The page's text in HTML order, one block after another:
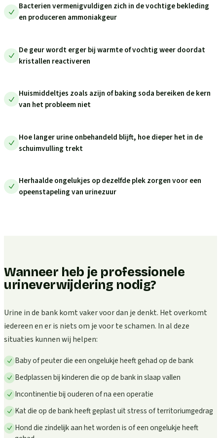
Bacterien vermenigvuldigen zich in de vochtige bekleding
en produceren ammoniakgeur
De geur wordt erger bij warmte of vochtig weer doordat
kristallen reactiveren
Huismiddeltjes zoals azijn of baking soda bereiken de kern
van het probleem niet
Hoe langer urine onbehandeld blijft, hoe dieper het in de
schuimvulling trekt
Herhaalde ongelukjes op dezelfde plek zorgen voor een
opeenstapeling van urinezuur
Wanneer heb je professionele
urineverwijdering nodig?
Urine in de bank komt vaker voor dan je denkt. Het overkomt
iedereen en er is niets om je voor te schamen. In al deze
situaties kunnen wij helpen:
Baby of peuter die een ongelukje heeft gehad op de bank
Bedplassen bij kinderen die op de bank in slaap vallen
Incontinentie bij ouderen of na een operatie
Kat die op de bank heeft geplast uit stress of territoriumgedrag
Hond die zindelijk aan het worden is of een ongelukje heeft